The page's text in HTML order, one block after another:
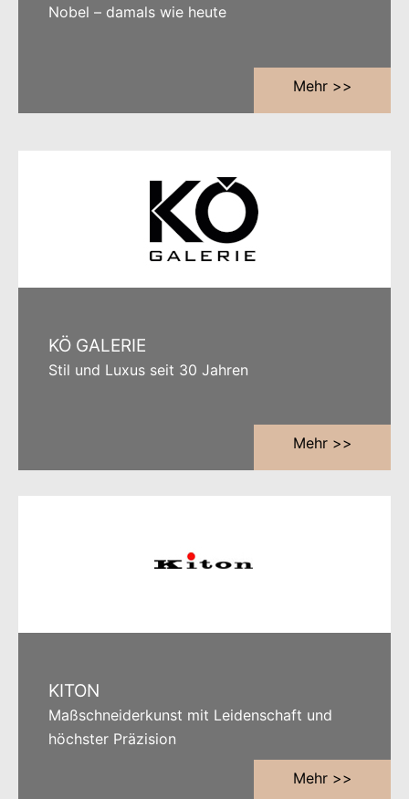
Nobel – damals wie heute
Mehr >>
KÖ GALERIE
Stil und Luxus seit 30 Jahren
Mehr >>
KITON
Maßschneiderkunst mit Leidenschaft und
höchster Präzision
Mehr >>